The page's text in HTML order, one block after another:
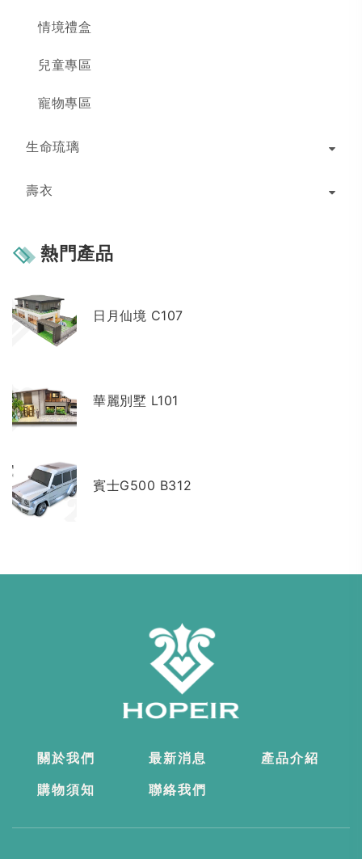
情境禮盒
兒童專區
寵物專區
生命琉璃
壽衣
熱門產品
日月仙境 C107
華麗別墅 L101
賓士G500 B312
關於我們 最新消息
產品介紹
購物須知
聯絡我們